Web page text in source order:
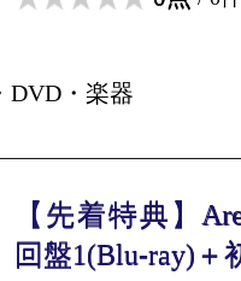
DVD・楽器
【先着特典】
回盤1(Blu-ray)＋